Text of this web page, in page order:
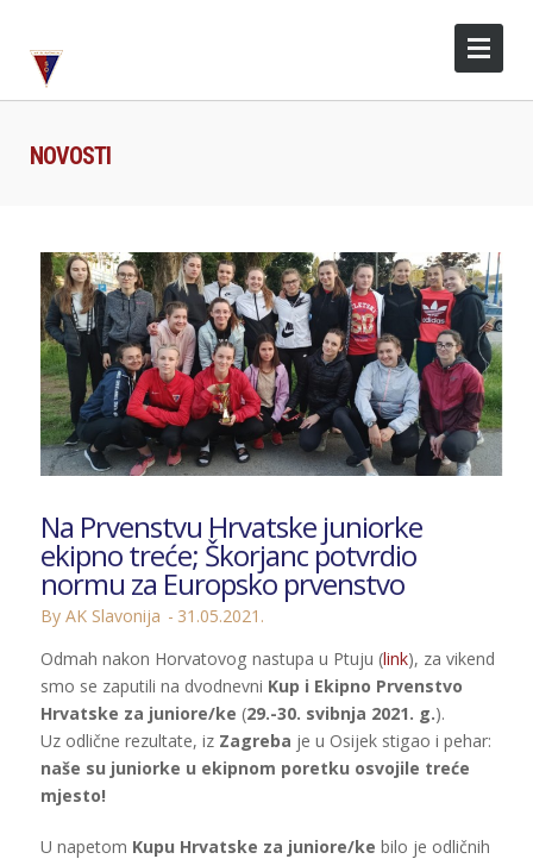
NOVOSTI
Na Prvenstvu Hrvatske juniorke
ekipno treće; Škorjanc potvrdio
normu za Europsko prvenstvo
By AK Slavonija
31.05.2021.
Odmah nakon Horvatovog nastupa u Ptuju (link), za vikend
smo se zaputili na dvodnevni Kup i Ekipno Prvenstvo
Hrvatske za juniore/ke (29.-30. svibnja 2021. g.).
Uz odlične rezultate, iz Zagreba je u Osijek stigao i pehar:
naše su juniorke u ekipnom poretku osvojile treće
mjesto!
U napetom Kupu Hrvatske za juniore/ke bilo je odličnih